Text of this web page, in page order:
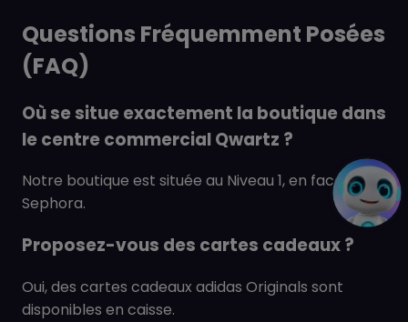
Questions Fréquemment Posées
(FAQ)
Où se situe exactement la boutique dans
le centre commercial Qwartz ?
Notre boutique est située au Niveau 1, en face de
Sephora.
Proposez-vous des cartes cadeaux ?
Oui, des cartes cadeaux adidas Originals sont
disponibles en caisse.